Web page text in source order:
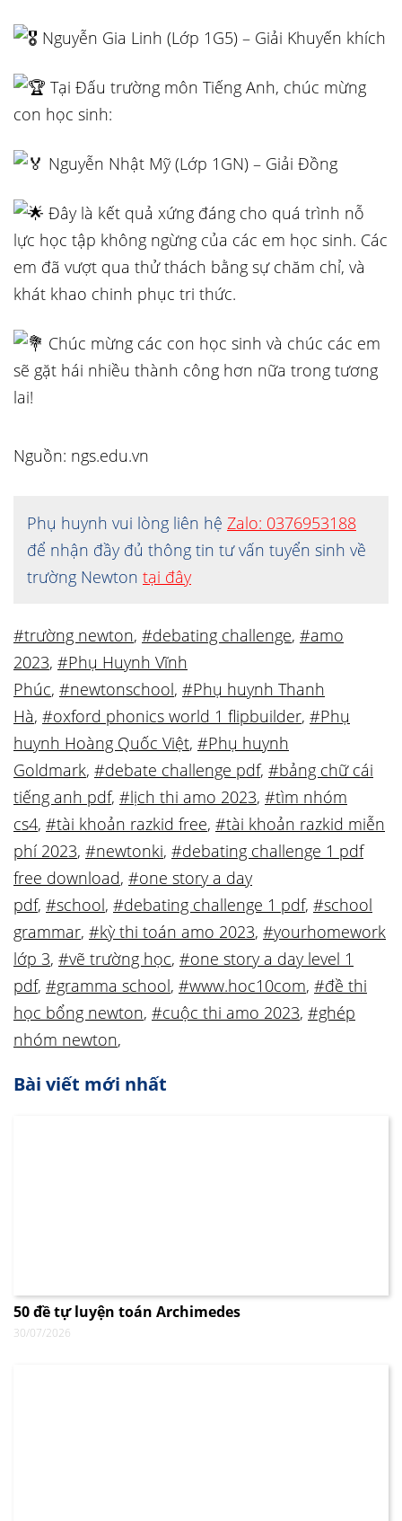
Nguyễn Gia Linh (Lớp 1G5) – Giải Khuyến khích
Tại Đấu trường môn Tiếng Anh, chúc mừng
con học sinh:
Nguyễn Nhật Mỹ (Lớp 1GN) – Giải Đồng
Đây là kết quả xứng đáng cho quá trình nỗ
lực học tập không ngừng của các em học sinh. Các
em đã vượt qua thử thách bằng sự chăm chỉ, và
khát khao chinh phục tri thức.
Chúc mừng các con học sinh và chúc các em
sẽ gặt hái nhiều thành công hơn nữa trong tương
lai!
Nguồn: ngs.edu.vn
Phụ huynh vui lòng liên hệ Zalo: 0376953188
để nhận đầy đủ thông tin tư vấn tuyển sinh về
trường Newton tại đây
#trường newton, #debating challenge, #amo
2023, #Phụ Huynh Vĩnh
Phúc, #newtonschool, #Phụ huynh Thanh
Hà, #oxford phonics world 1 flipbuilder, #Phụ
huynh Hoàng Quốc Việt, #Phụ huynh
Goldmark, #debate challenge pdf, #bảng chữ cái
tiếng anh pdf, #lịch thi amo 2023, #tìm nhóm
cs4, #tài khoản razkid free, #tài khoản razkid miễn
phí 2023, #newtonki, #debating challenge 1 pdf
free download, #one story a day
pdf, #school, #debating challenge 1 pdf, #school
grammar, #kỳ thi toán amo 2023, #yourhomework
lớp 3, #vẽ trường học, #one story a day level 1
pdf, #gramma school, #www.hoc10com, #đề thi
học bổng newton, #cuộc thi amo 2023, #ghép
nhóm newton,
Bài viết mới nhất
50 đề tự luyện toán Archimedes
30/07/2026